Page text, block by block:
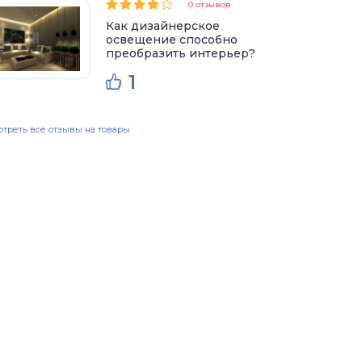
0 отзывов
Как дизайнерское
освещение способно
преобразить интерьер?
1
все отзывы на товары